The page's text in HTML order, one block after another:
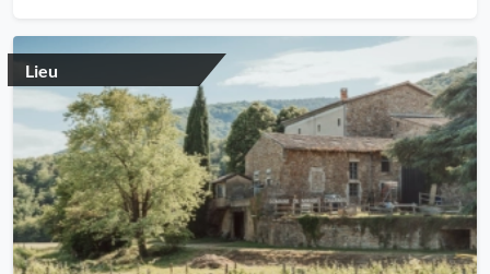
Lieu